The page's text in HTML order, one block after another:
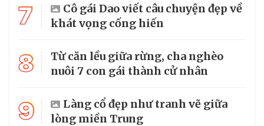
7
Cô gái Dao viết câu chuyện đẹp về
khát vọng cống hiến
8
Từ căn lều giữa rừng, cha nghèo
nuôi 7 con gái thành cử nhân
9
Làng cổ đẹp như tranh vẽ giữa
lòng miền Trung